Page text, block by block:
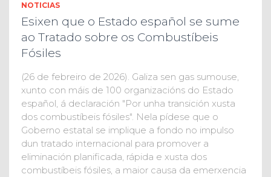
NOTICIAS
Esixen que o Estado español se sume
ao Tratado sobre os Combustíbeis
Fósiles
(26 de febreiro de 2026). Galiza sen gas sumouse,
xunto con máis de 100 organizacións do Estado
español, á declaración "Por unha transición xusta
dos combustíbeis fósiles". Nela pídese que o
Goberno estatal se implique a fondo no impulso
dun tratado internacional para promover a
eliminación planificada, rápida e xusta dos
combustíbeis fósiles, a maior causa da emerxencia